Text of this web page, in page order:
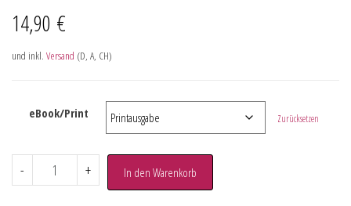
14,90 €
und inkl. Versand (D, A, CH)
eBook/Print Zurücksetzen
- + In den Warenkorb